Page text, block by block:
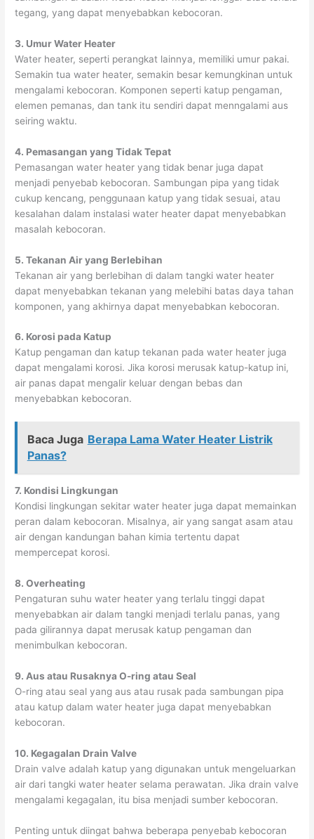
tegang, yang dapat menyebabkan kebocoran.
3. Umur Water Heater
Water heater, seperti perangkat lainnya, memiliki umur pakai.
Semakin tua water heater, semakin besar kemungkinan untuk
mengalami kebocoran. Komponen seperti katup pengaman,
elemen pemanas, dan tank itu sendiri dapat menngalami aus
seiring waktu.
4. Pemasangan yang Tidak Tepat
Pemasangan water heater yang tidak benar juga dapat
menjadi penyebab kebocoran. Sambungan pipa yang tidak
cukup kencang, penggunaan katup yang tidak sesuai, atau
kesalahan dalam instalasi water heater dapat menyebabkan
masalah kebocoran.
5. Tekanan Air yang Berlebihan
Tekanan air yang berlebihan di dalam tangki water heater
dapat menyebabkan tekanan yang melebihi batas daya tahan
komponen, yang akhirnya dapat menyebabkan kebocoran.
6. Korosi pada Katup
Katup pengaman dan katup tekanan pada water heater juga
dapat mengalami korosi. Jika korosi merusak katup-katup ini,
air panas dapat mengalir keluar dengan bebas dan
menyebabkan kebocoran.
Baca Juga Berapa Lama Water Heater Listrik
Panas?
7. Kondisi Lingkungan
Kondisi lingkungan sekitar water heater juga dapat memainkan
peran dalam kebocoran. Misalnya, air yang sangat asam atau
air dengan kandungan bahan kimia tertentu dapat
mempercepat korosi.
8. Overheating
Pengaturan suhu water heater yang terlalu tinggi dapat
menyebabkan air dalam tangki menjadi terlalu panas, yang
pada gilirannya dapat merusak katup pengaman dan
menimbulkan kebocoran.
9. Aus atau Rusaknya O-ring atau Seal
O-ring atau seal yang aus atau rusak pada sambungan pipa
atau katup dalam water heater juga dapat menyebabkan
kebocoran.
10. Kegagalan Drain Valve
Drain valve adalah katup yang digunakan untuk mengeluarkan
air dari tangki water heater selama perawatan. Jika drain valve
mengalami kegagalan, itu bisa menjadi sumber kebocoran.
Penting untuk diingat bahwa beberapa penyebab kebocoran